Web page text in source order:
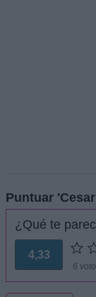
Puntuar
¿Qué te
4,33
6